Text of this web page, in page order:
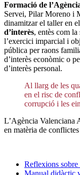
Formació de
Servei, Pilar Moreno i
dinamitzar el taller en
d’interès, entès com
l’exercici imparcial i
pública per raons
d’interès econòmic o
d’interès personal.
Al llarg de les
en el risc de
corrupció i les
L’Agència Valenciana
en matèria de
Reflexions sobre